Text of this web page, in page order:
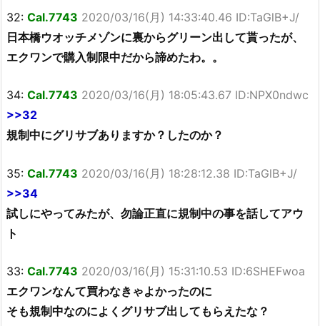
32: Cal.7743 2020/03/16(月) 14:33:40.46 ID:TaGlB+J/
日本橋ウオッチメゾンに裏からグリーン出して貰ったが、
エクワンで購入制限中だから諦めたわ。。
34: Cal.7743 2020/03/16(月) 18:05:43.67 ID:NPX0ndwc
>>32
規制中にグリサブありますか？したのか？
35: Cal.7743 2020/03/16(月) 18:28:12.38 ID:TaGlB+J/
>>34
試しにやってみたが、勿論正直に規制中の事を話してアウ
ト
33: Cal.7743 2020/03/16(月) 15:31:10.53 ID:6SHEFwoa
エクワンなんて買わなきゃよかったのに
そも規制中なのによくグリサブ出してもらえたな？